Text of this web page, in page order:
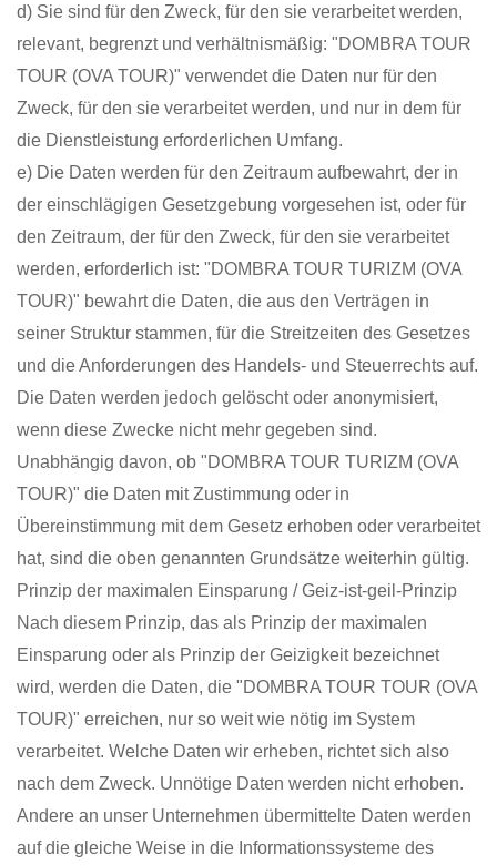
d) Sie sind für den Zweck, für den sie verarbeitet werden,
relevant, begrenzt und verhältnismäßig: "DOMBRA TOUR
TOUR (OVA TOUR)" verwendet die Daten nur für den
Zweck, für den sie verarbeitet werden, und nur in dem für
die Dienstleistung erforderlichen Umfang.
e) Die Daten werden für den Zeitraum aufbewahrt, der in
der einschlägigen Gesetzgebung vorgesehen ist, oder für
den Zeitraum, der für den Zweck, für den sie verarbeitet
werden, erforderlich ist: "DOMBRA TOUR TURIZM (OVA
TOUR)" bewahrt die Daten, die aus den Verträgen in
seiner Struktur stammen, für die Streitzeiten des Gesetzes
und die Anforderungen des Handels- und Steuerrechts auf.
Die Daten werden jedoch gelöscht oder anonymisiert,
wenn diese Zwecke nicht mehr gegeben sind.
Unabhängig davon, ob "DOMBRA TOUR TURIZM (OVA
TOUR)" die Daten mit Zustimmung oder in
Übereinstimmung mit dem Gesetz erhoben oder verarbeitet
hat, sind die oben genannten Grundsätze weiterhin gültig.
Prinzip der maximalen Einsparung / Geiz-ist-geil-Prinzip
Nach diesem Prinzip, das als Prinzip der maximalen
Einsparung oder als Prinzip der Geizigkeit bezeichnet
wird, werden die Daten, die "DOMBRA TOUR TOUR (OVA
TOUR)" erreichen, nur so weit wie nötig im System
verarbeitet. Welche Daten wir erheben, richtet sich also
nach dem Zweck. Unnötige Daten werden nicht erhoben.
Andere an unser Unternehmen übermittelte Daten werden
auf die gleiche Weise in die Informationssysteme des